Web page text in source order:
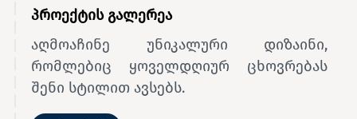
პროექტის გალერეა
აღმოაჩინე უნიკალური დიზაინი,
რომლებიც ყოველდღიურ ცხოვრებას
შენი სტილით ავსებს.